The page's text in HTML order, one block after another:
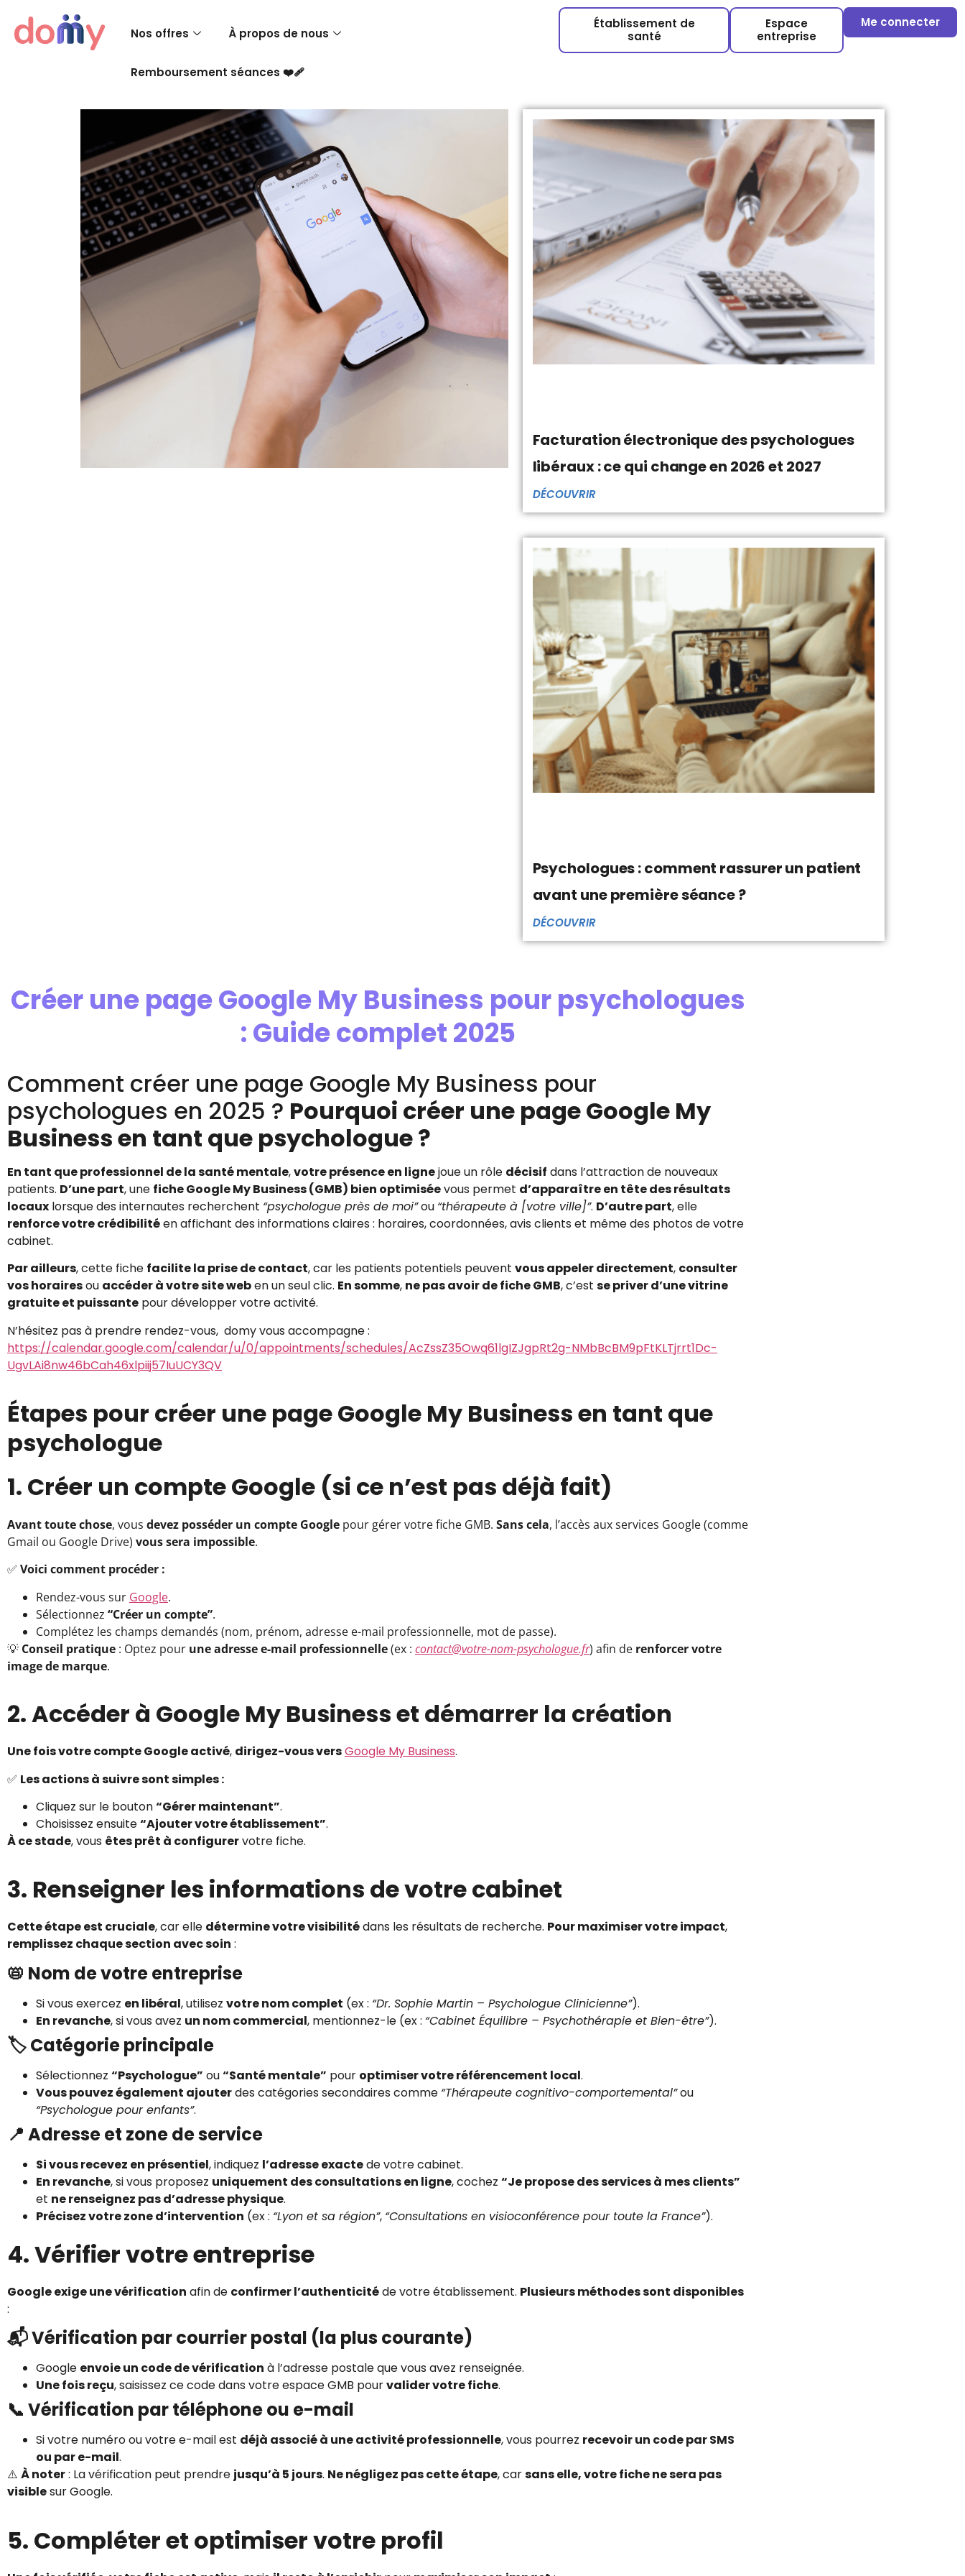
Nos offres À propos de nous
Remboursement séances ❤️‍🩹
Établissement de
santé
Espace
entreprise
Me connecter
Facturation électronique des psychologues
libéraux : ce qui change en 2026 et 2027
DÉCOUVRIR
Psychologues : comment rassurer un patient
avant une première séance ?
DÉCOUVRIR
Créer une page Google My Business pour psychologues
: Guide complet 2025
Comment créer une page Google My Business pour
psychologues en 2025 ? Pourquoi créer une page Google My
Business en tant que psychologue ?
En tant que professionnel de la santé mentale,votre présence en lignejoue un rôle décisif dans l’attraction de nouveaux
patients. D’une part, une fiche Google My Business (GMB) bien optimiséevous permet d’apparaître en tête des résultats
locaux lorsque des internautes recherchent “psychologue près de moi”ou “thérapeute à [votre ville]”. D’autre part, elle
renforce votre crédibilitéen affichant des informations claires : horaires, coordonnées, avis clients et même des photos de votre
cabinet.
Par ailleurs, cette fiche facilite la prise de contact, car les patients potentiels peuvent vous appeler directement, consulter
vos horairesou accéder à votre site weben un seul clic. En somme, ne pas avoir de fiche GMB, c’est se priver d’une vitrine
gratuite et puissante pour développer votre activité.
N’hésitez pas à prendre rendez-vous, domy vous accompagne :
https://calendar.google.com/calendar/u/0/appointments/schedules/AcZssZ35Owq61lgIZJgpRt2g-NMbBcBM9pFtKLTjrrt1Dc-
UgvLAi8nw46bCah46xlpiij57IuUCY3QV
Étapes pour créer une page Google My Business en tant que
psychologue
1. Créer un compte Google (si ce n’est pas déjà fait)
Avant toute chose, vous devez posséder un compte Google pour gérer votre fiche GMB. Sans cela, l’accès aux services Google (comme
Gmail ou Google Drive) vous sera impossible.
✅ Voici comment procéder :
Rendez-vous sur Google.
Sélectionnez “Créer un compte”.
Complétez les champs demandés (nom, prénom, adresse e-mail professionnelle, mot de passe).
💡 Conseil pratique : Optez pour une adresse e-mail professionnelle(ex : contact@votre-nom-psychologue.fr) afin de renforcer votre
image de marque.
2. Accéder à Google My Business et démarrer la création
Une fois votre compte Google activé, dirigez-vous versGoogle My Business.
✅ Les actions à suivre sont simples :
Cliquez sur le bouton“Gérer maintenant”.
Choisissez ensuite“Ajouter votre établissement”.
À ce stade, vous êtes prêt à configurervotre fiche.
3. Renseigner les informations de votre cabinet
Cette étape est cruciale, car elle détermine votre visibilitédans les résultats de recherche. Pour maximiser votre impact,
remplissez chaque section avec soin :
📛 Nom de votre entreprise
Si vous exercez en libéral, utilisez votre nom complet (ex : “Dr. Sophie Martin – Psychologue Clinicienne”).
En revanche, si vous avez un nom commercial, mentionnez-le (ex : “Cabinet Équilibre – Psychothérapie et Bien-être”).
🏷️ Catégorie principale
Sélectionnez “Psychologue” ou“Santé mentale” pour optimiser votre référencement local.
Vous pouvez également ajouterdes catégories secondaires comme “Thérapeute cognitivo-comportemental”ou
“Psychologue pour enfants”.
📍 Adresse et zone de service
Si vous recevez en présentiel, indiquez l’adresse exactede votre cabinet.
En revanche, si vous proposez uniquement des consultations en ligne, cochez “Je propose des services à mes clients”
et ne renseignez pas d’adresse physique.
Précisez votre zone d’intervention (ex : “Lyon et sa région”, “Consultations en visioconférence pour toute la France”).
4. Vérifier votre entreprise
Google exige une vérification afin de confirmer l’authenticitéde votre établissement. Plusieurs méthodes sont disponibles
:
📬 Vérification par courrier postal (la plus courante)
Google envoie un code de vérification à l’adresse postale que vous avez renseignée.
Une fois reçu, saisissez ce code dans votre espace GMB pourvalider votre fiche.
📞 Vérification par téléphone ou e-mail
Si votre numéro ou votre e-mail est déjà associé à une activité professionnelle, vous pourrez recevoir un code par SMS
ou par e-mail.
⚠️ À noter: La vérification peut prendre jusqu’à 5 jours. Ne négligez pas cette étape, carsans elle, votre fiche ne sera pas
visiblesur Google.
5. Compléter et optimiser votre profil